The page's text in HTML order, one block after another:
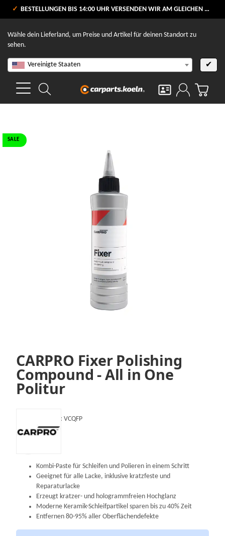
VERSANDKOSTENFREI AB 80 €
BESTELLUNGEN BIS 14:00 UHR VERSENDEN WIR AM GLEICHEN WERKTAG
Wähle dein Lieferland, um Preise und Artikel für deinen Standort zu
sehen.
Vereinigte Staaten ✔
SALE
CARPRO Fixer Polishing
Compound - All in One
Politur
Artikelnummer: VCQFP
Kombi-Paste für Schleifen und Polieren in einem Schritt
Geeignet für alle Lacke, inklusive kratzfeste und
Reparaturlacke
Erzeugt kratzer- und hologrammfreien Hochglanz
Moderne Keramik-Schleifpartikel sparen bis zu 40% Zeit
Entfernen 80-95% aller Oberflächendefekte